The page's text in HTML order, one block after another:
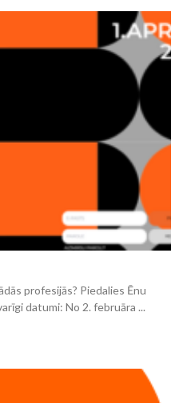
profesijās? Piedalies Ēnu
datumi: No 2. februāra ...